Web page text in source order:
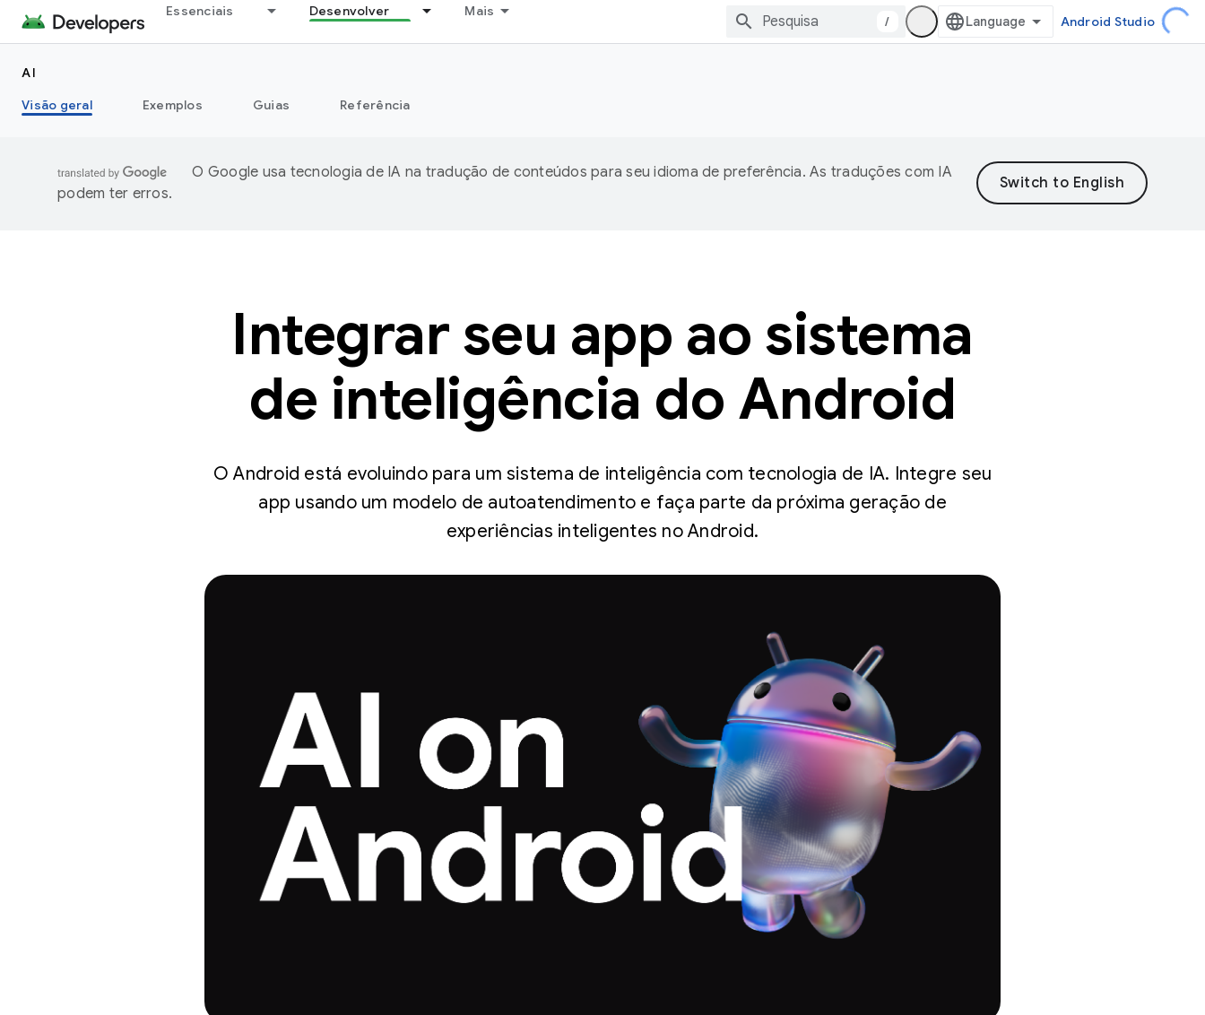
Essenciais Desenvolver Mais
/ Android Studio
AI
Visão geral
Exemplos Guias Referência
O Google usa tecnologia de IA na tradução de conteúdos para seu idioma de preferência. As traduções com IA
podem ter erros.
Integrar seu app ao sistema
de inteligência do Android
O Android está evoluindo para um sistema de inteligência com tecnologia de IA. Integre seu
app usando um modelo de autoatendimento e faça parte da próxima geração de
experiências inteligentes no Android.